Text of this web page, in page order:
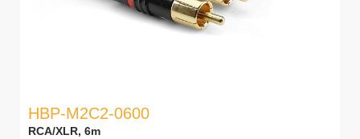
HBP-M2C2-0600
RCA/XLR, 6m